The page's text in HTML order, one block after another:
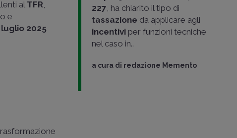
al TFR,
e
luglio 2025
227, ha chiarito il tipo di
tassazione da applicare agli
incentiviper funzioni tecniche
nel caso in..
a cura di redazione Memento